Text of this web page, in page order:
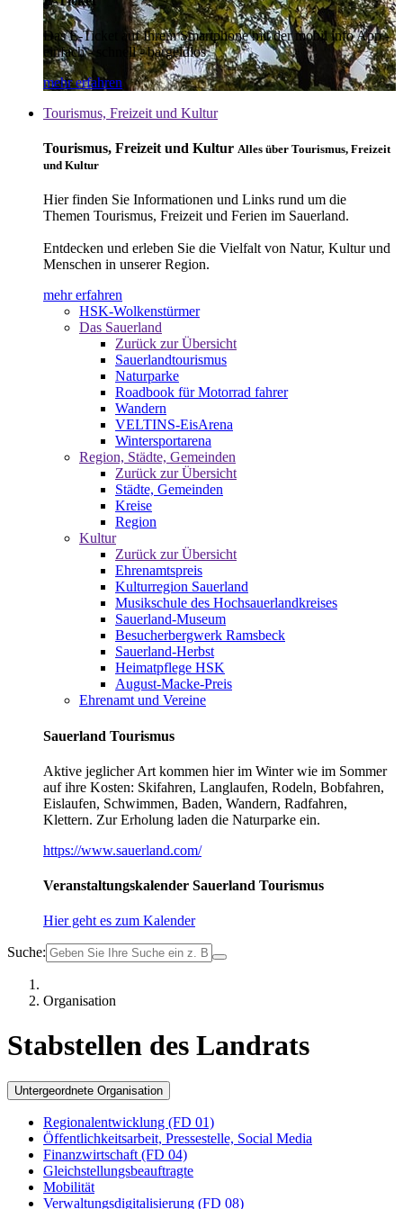
Das E-Ticket auf Ihrem Smartphone mit der mobil info App -
einfach - schnell - bargeldlos
mehr erfahren
Tourismus, Freizeit und Kultur
Tourismus, Freizeit und Kultur Alles über Tourismus, Freizeit
und Kultur
Hier finden Sie Informationen und Links rund um die
Themen Tourismus, Freizeit und Ferien im Sauerland.
Entdecken und erleben Sie die Vielfalt von Natur, Kultur und
Menschen in unserer Region.
mehr erfahren
HSK-Wolkenstürmer
Das Sauerland
Zurück zur Übersicht
Sauerlandtourismus
Naturparke
Roadbook für Motorrad fahrer
Wandern
VELTINS-EisArena
Wintersportarena
Region, Städte, Gemeinden
Zurück zur Übersicht
Städte, Gemeinden
Kreise
Region
Kultur
Zurück zur Übersicht
Ehrenamtspreis
Kulturregion Sauerland
Musikschule des Hochsauerlandkreises
Sauerland-Museum
Besucherbergwerk Ramsbeck
Sauerland-Herbst
Heimatpflege HSK
August-Macke-Preis
Ehrenamt und Vereine
Sauerland Tourismus
Aktive jeglicher Art kommen hier im Winter wie im Sommer
auf ihre Kosten: Skifahren, Langlaufen, Rodeln, Bobfahren,
Eislaufen, Schwimmen, Baden, Wandern, Radfahren,
Klettern. Zur Erholung laden die Naturparke ein.
https://www.sauerland.com/
Veranstaltungskalender Sauerland Tourismus
Hier geht es zum Kalender
Suche:
Organisation
Stabstellen des Landrats
Untergeordnete Organisation
Regionalentwicklung (FD 01)
Öffentlichkeitsarbeit, Pressestelle, Social Media
Finanzwirtschaft (FD 04)
Gleichstellungsbeauftragte
Mobilität
Verwaltungsdigitalisierung (FD 08)